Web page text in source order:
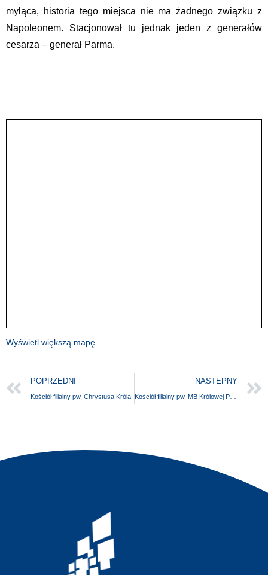
myląca, historia tego miejsca nie ma żadnego związku z
Napoleonem. Stacjonował tu jednak jeden z generałów
cesarza – generał Parma.
Wyświetl większą mapę
POPRZEDNI
Kościół filialny pw. Chrystusa Króla
NASTĘPNY
Kościół filialny pw. MB Królowej Polski